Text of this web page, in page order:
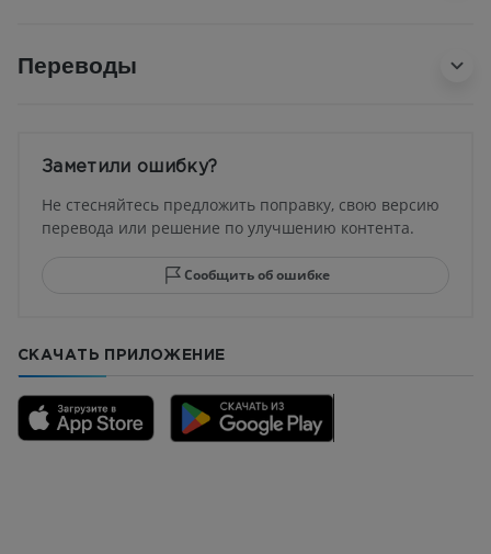
Переводы
Заметили ошибку?
Не стесняйтесь предложить поправку, свою версию
перевода или решение по улучшению контента.
Сообщить об ошибке
СКАЧАТЬ ПРИЛОЖЕНИЕ